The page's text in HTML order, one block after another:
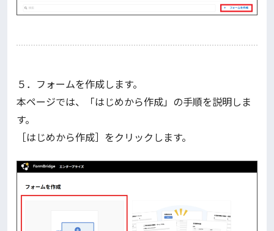
５．フォームを作成します。
本ページでは、「はじめから作成」の手順を説明しま
す。
［はじめから作成］をクリックします。